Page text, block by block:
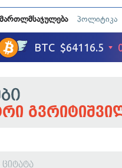
მართლმსაჯულება პოლიტიკა
ციტატა